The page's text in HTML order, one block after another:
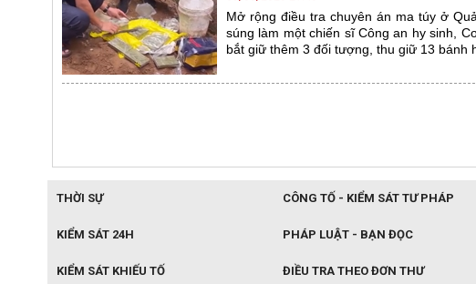
Mở rộng điều tra chuyên án ma túy ở
súng làm một chiến sĩ Công an hy sinh,
bắt giữ thêm 3 đối tượng, thu giữ 13 bánh
THỜI SỰ CÔNG TỐ - KIỂM SÁT TƯ PHÁP
KIỂM SÁT 24H PHÁP LUẬT - BẠN ĐỌC
KIỂM SÁT KHIẾU TỐ ĐIỀU TRA THEO ĐƠN THƯ